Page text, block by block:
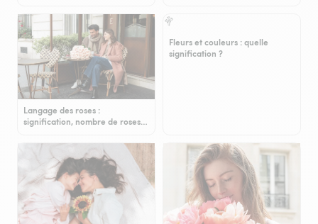
Langage des roses :
signification, nombre de roses…
Fleurs et couleurs : quelle
signification ?